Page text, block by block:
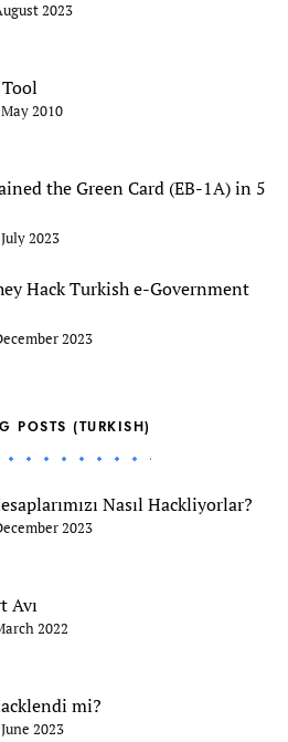
2023
2010
the Green Card (EB-1A) in 5
2023
Hack Turkish e-Government
2023
POSTS (TURKISH)
Nasıl Hackliyorlar?
2023
Avı
2022
mi?
2023